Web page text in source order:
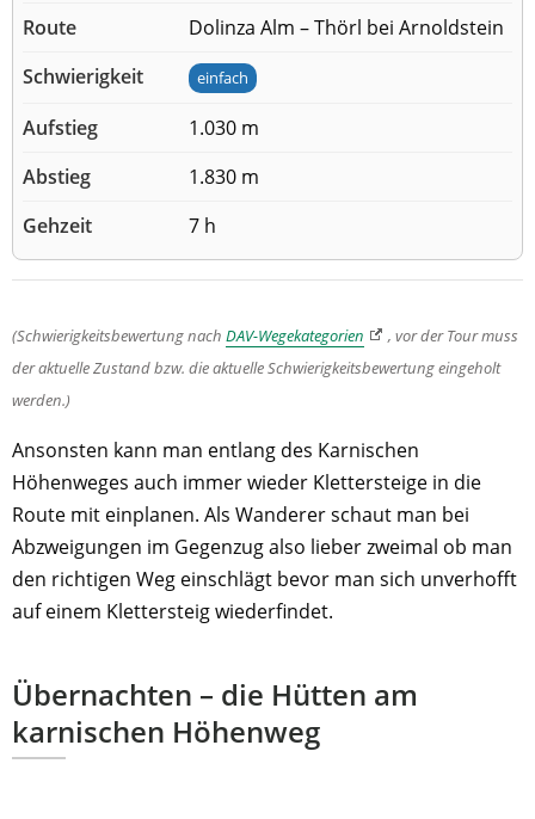
Dolinza Alm – Thörl bei Arnoldstein
einfach
1.030 m
1.830 m
7 h
(Schwierigkeitsbewertung nach DAV-Wegekategorien
, vor der Tour muss
der aktuelle Zustand bzw. die aktuelle Schwierigkeitsbewertung eingeholt
werden.)
Ansonsten kann man entlang des Karnischen
Höhenweges auch immer wieder Klettersteige in die
Route mit einplanen. Als Wanderer schaut man bei
Abzweigungen im Gegenzug also lieber zweimal ob man
den richtigen Weg einschlägt bevor man sich unverhofft
auf einem Klettersteig wiederfindet.
Übernachten – die Hütten am
karnischen Höhenweg